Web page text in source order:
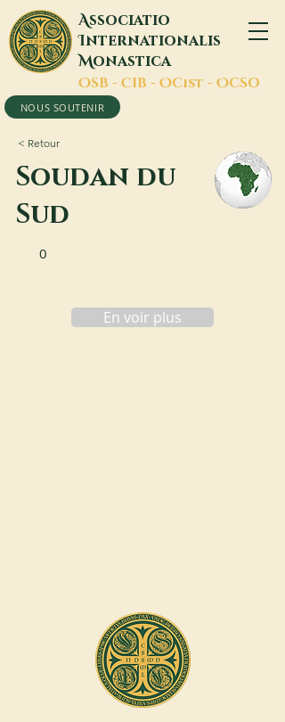
Associatio
Internationalis
Monastica
OSB - CIB - OCist - OCSO
NOUS SOUTENIR
< Retour
Soudan du
Sud
0
En voir plus